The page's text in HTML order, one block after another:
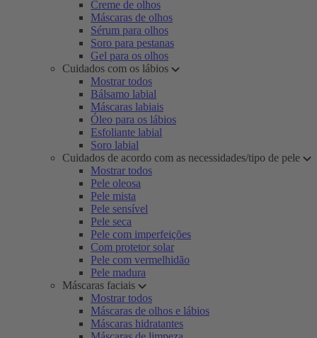
Creme de olhos
Máscaras de olhos
Sérum para olhos
Soro para pestanas
Gel para os olhos
Cuidados com os lábios
Mostrar todos
Bálsamo labial
Máscaras labiais
Óleo para os lábios
Esfoliante labial
Soro labial
Cuidados de acordo com as necessidades/tipo de pele
Mostrar todos
Pele oleosa
Pele mista
Pele sensível
Pele seca
Pele com imperfeições
Com protetor solar
Pele com vermelhidão
Pele madura
Máscaras faciais
Mostrar todos
Máscaras de olhos e lábios
Máscaras hidratantes